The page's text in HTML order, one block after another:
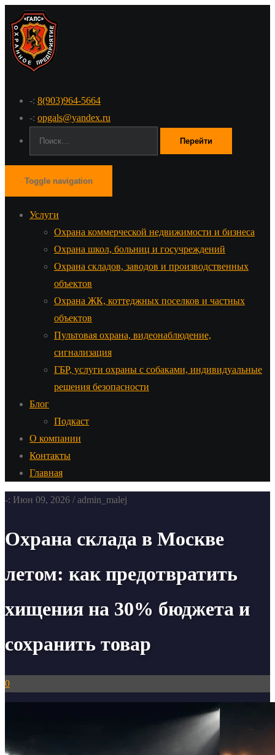
-: 8(903)964-5664
-: opgals@yandex.ru
Toggle navigation
Услуги
Охрана коммерческой недвижимости и бизнеса
Охрана школ, больниц и госучреждений
Охрана складов, заводов и производственных
объектов
Охрана ЖК, коттеджных поселков и частных
объектов
Пультовая охрана, видеонаблюдение,
сигнализация
ГБР, услуги охраны с собаками, индивидуальные
решения безопасности
Блог
Подкаст
О компании
Контакты
Главная
-: Июн 09, 2026 / admin_malej
Охрана склада в Москве
летом: как предотвратить
хищения на 30% бюджета и
сохранить товар
0